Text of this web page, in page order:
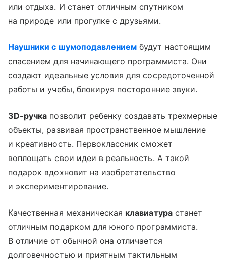
или отдыха. И станет отличным спутником
на природе или прогулке с друзьями.
Наушники с шумоподавлением будут настоящим
спасением для начинающего программиста. Они
создают идеальные условия для сосредоточенной
работы и учебы, блокируя посторонние звуки.
3D-ручка позволит ребенку создавать трехмерные
объекты, развивая пространственное мышление
и креативность. Первоклассник сможет
воплощать свои идеи в реальность. А такой
подарок вдохновит на изобретательство
и экспериментирование.
Качественная механическая клавиатурастанет
отличным подарком для юного программиста.
В отличие от обычной она отличается
долговечностью и приятным тактильным